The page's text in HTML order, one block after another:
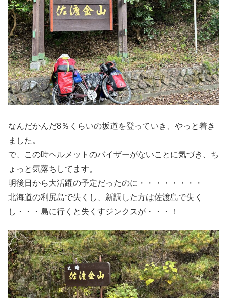
なんだかんだ8％くらいの坂道を登っていき、やっと着き
ました。
で、この時ヘルメットのバイザーがないことに気づき、ち
ょっと気落ちしてます。
明後日から大活躍の予定だったのに・・・・・・・・
北海道の利尻島で失くし、新調した方は佐渡島で失く
し・・・島に行くと失くすジンクスが・・・！